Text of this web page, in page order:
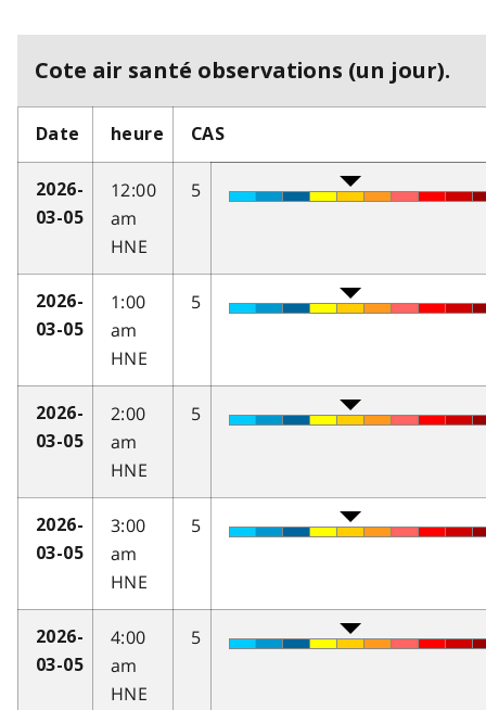
Cote air santé observations (un jour).
Date heure CAS
2026-
03-05
12:00
am
HNE
5
2026-
03-05
1:00
am
HNE
5
2026-
03-05
2:00
am
HNE
5
2026-
03-05
3:00
am
HNE
5
2026-
03-05
4:00
am
HNE
5